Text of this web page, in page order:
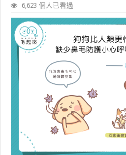
6,623 個人已看過